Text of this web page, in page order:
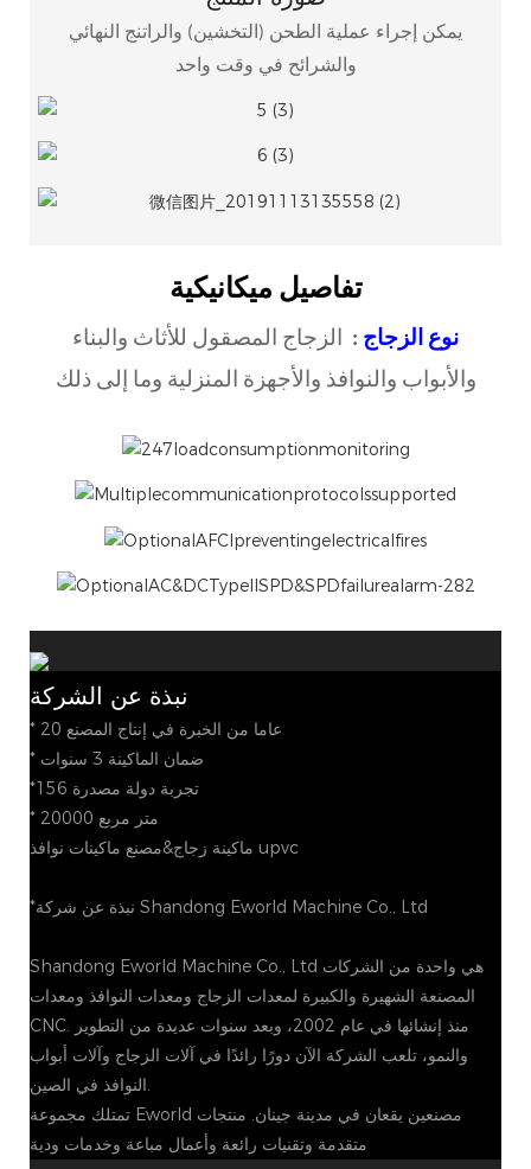
يمكن إجراء عملية الطحن (التخشين) والراتنج النهائي
والشرائح في وقت واحد
تفاصيل ميكانيكية
نوع الزجاج : الزجاج المصقول للأثاث والبناء
والأبواب والنوافذ والأجهزة المنزلية وما إلى ذلك
نبذة عن الشركة
* 20 عاما من الخبرة في إنتاج المصنع
ماكينة زجاج&مصنع ماكينات نوافذ upvc
*نبذة عن شركة Shandong Eworld Machine Co., Ltd
Shandong Eworld Machine Co., Ltd هي واحدة من الشركات
المصنعة الشهيرة والكبيرة لمعدات الزجاج ومعدات النوافذ ومعدات
CNC. منذ إنشائها في عام 2002، وبعد سنوات عديدة من التطوير
والنمو، تلعب الشركة الآن دورًا رائدًا في آلات الزجاج وآلات أبواب
النوافذ في الصين.
تمتلك مجموعة Eworld مصنعين يقعان في مدينة جينان. منتجات
متقدمة وتقنيات رائعة وأعمال مباعة وخدمات ودية